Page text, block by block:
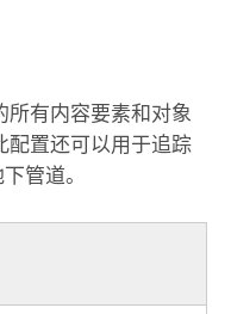
所有内容要素和对象
配置还可以用于追踪
管道。